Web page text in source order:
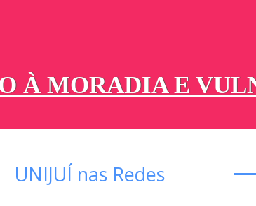
UNIJUÍ nas Redes